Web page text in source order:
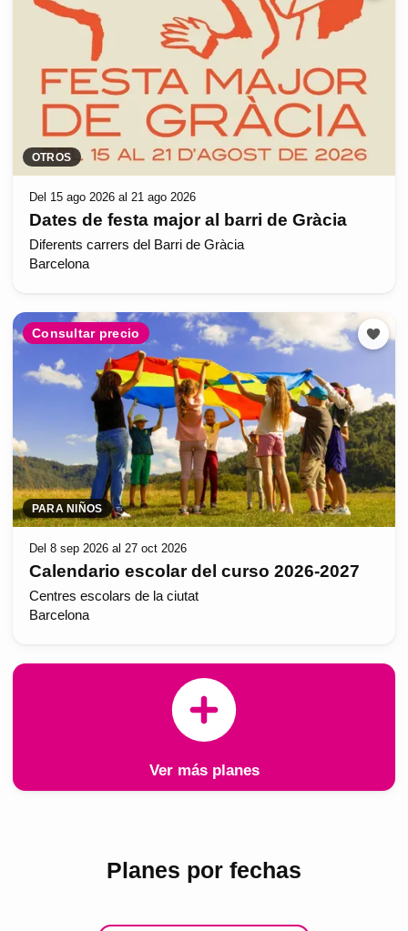
OTROS
Del 15 ago 2026 al 21 ago 2026
Dates de festa major al barri de Gràcia
Diferents carrers del Barri de Gràcia
Barcelona
Consultar precio
PARA NIÑOS
Del 8 sep 2026 al 27 oct 2026
Calendario escolar del curso 2026-2027
Centres escolars de la ciutat
Barcelona
Ver más planes
Planes por fechas